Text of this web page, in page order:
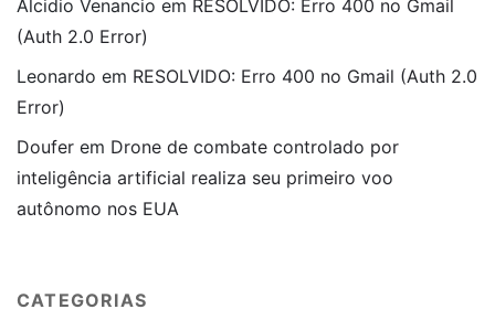
Alcidio Venancio em RESOLVIDO: Erro 400 no Gmail
(Auth 2.0 Error)
Leonardo em RESOLVIDO: Erro 400 no Gmail (Auth 2.0
Error)
Doufer em Drone de combate controlado por
inteligência artificial realiza seu primeiro voo
autônomo nos EUA
CATEGORIAS